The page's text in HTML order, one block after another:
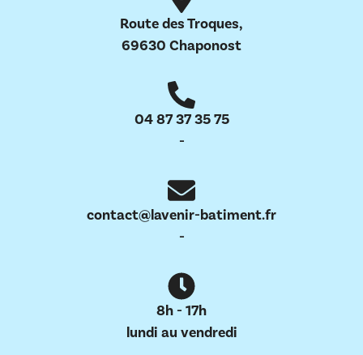
Route des Troques,
69630 Chaponost
04 87 37 35 75
-
contact@lavenir-batiment.fr
-
8h - 17h
lundi au vendredi